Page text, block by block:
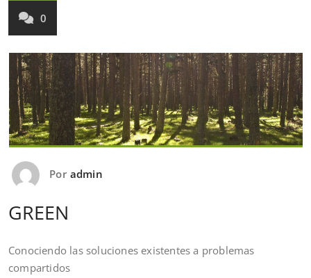
0
Por admin
GREEN
Conociendo las soluciones existentes a problemas
compartidos